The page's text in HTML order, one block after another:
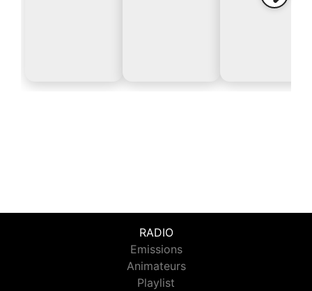
RADIO
Emissions
Animateurs
Playlist